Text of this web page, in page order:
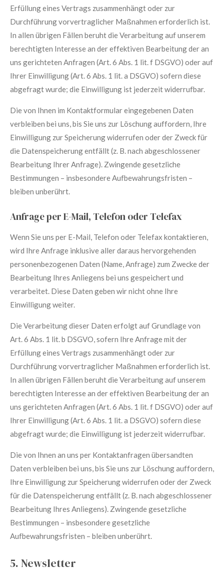
Erfüllung eines Vertrags zusammenhängt oder zur
Durchführung vorvertraglicher Maßnahmen erforderlich ist.
In allen übrigen Fällen beruht die Verarbeitung auf unserem
berechtigten Interesse an der effektiven Bearbeitung der an
uns gerichteten Anfragen (Art. 6 Abs. 1 lit. f DSGVO) oder auf
Ihrer Einwilligung (Art. 6 Abs. 1 lit. a DSGVO) sofern diese
abgefragt wurde; die Einwilligung ist jederzeit widerrufbar.
Die von Ihnen im Kontaktformular eingegebenen Daten
verbleiben bei uns, bis Sie uns zur Löschung auffordern, Ihre
Einwilligung zur Speicherung widerrufen oder der Zweck für
die Datenspeicherung entfällt (z. B. nach abgeschlossener
Bearbeitung Ihrer Anfrage). Zwingende gesetzliche
Bestimmungen – insbesondere Aufbewahrungsfristen –
bleiben unberührt.
Anfrage per E-Mail, Telefon oder Telefax
Wenn Sie uns per E-Mail, Telefon oder Telefax kontaktieren,
wird Ihre Anfrage inklusive aller daraus hervorgehenden
personenbezogenen Daten (Name, Anfrage) zum Zwecke der
Bearbeitung Ihres Anliegens bei uns gespeichert und
verarbeitet. Diese Daten geben wir nicht ohne Ihre
Einwilligung weiter.
Die Verarbeitung dieser Daten erfolgt auf Grundlage von
Art. 6 Abs. 1 lit. b DSGVO, sofern Ihre Anfrage mit der
Erfüllung eines Vertrags zusammenhängt oder zur
Durchführung vorvertraglicher Maßnahmen erforderlich ist.
In allen übrigen Fällen beruht die Verarbeitung auf unserem
berechtigten Interesse an der effektiven Bearbeitung der an
uns gerichteten Anfragen (Art. 6 Abs. 1 lit. f DSGVO) oder auf
Ihrer Einwilligung (Art. 6 Abs. 1 lit. a DSGVO) sofern diese
abgefragt wurde; die Einwilligung ist jederzeit widerrufbar.
Die von Ihnen an uns per Kontaktanfragen übersandten
Daten verbleiben bei uns, bis Sie uns zur Löschung auffordern,
Ihre Einwilligung zur Speicherung widerrufen oder der Zweck
für die Datenspeicherung entfällt (z. B. nach abgeschlossener
Bearbeitung Ihres Anliegens). Zwingende gesetzliche
Bestimmungen – insbesondere gesetzliche
Aufbewahrungsfristen – bleiben unberührt.
5. Newsletter